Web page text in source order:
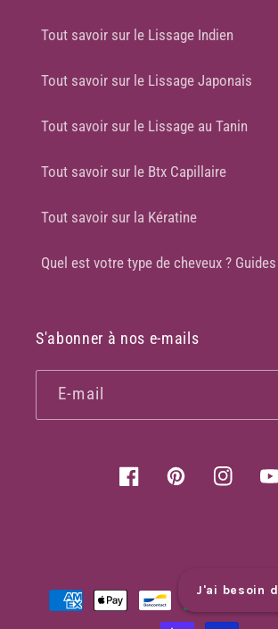
Tout savoir sur le Lissage Indien
Tout savoir sur le Lissage Japonais
Tout savoir sur le Lissage au Tanin
Tout savoir sur le Btx Capillaire
Tout savoir sur la Kératine
Quel est votre type de cheveux ? Guides
S'abonner à nos e-mails
E-mail
FacebookPinterestInstagram
Moyens
J'ai besoin